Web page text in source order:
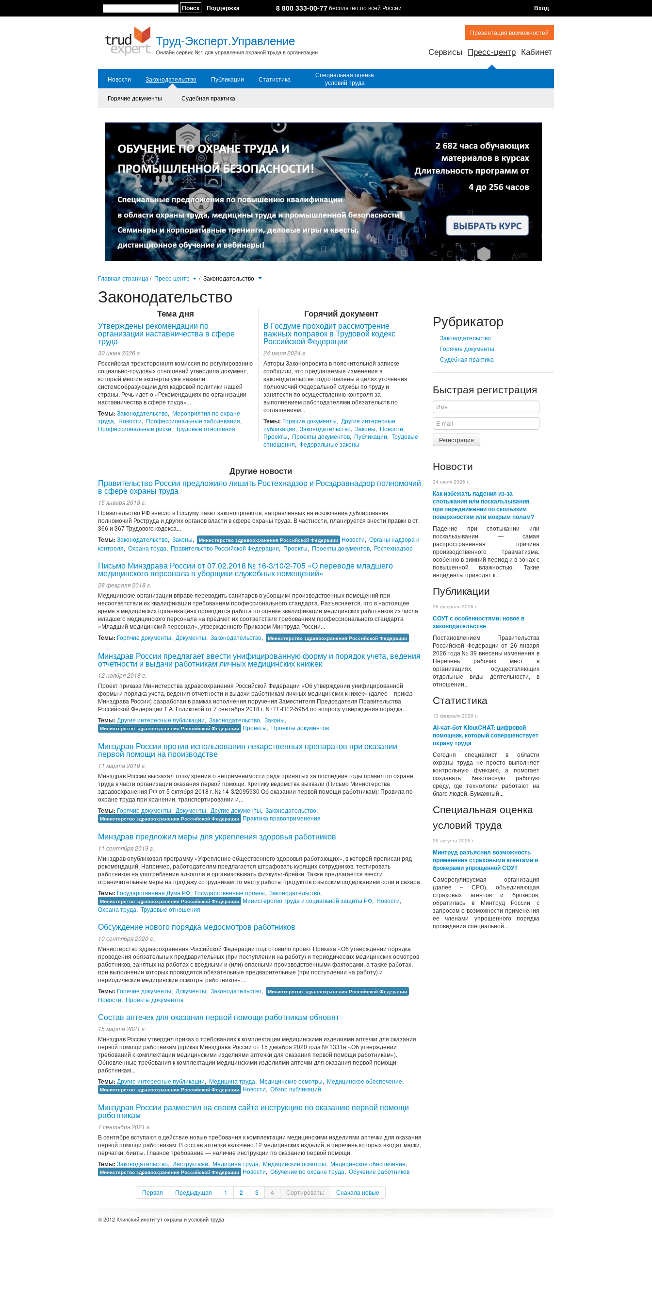
Поиск Поддержка 8 800 333-00-77бесплатно по всей России Вход
Труд-Эксперт.Управление
Онлайн сервис №1 для управления охраной труда в организации
Презентация возможностей
Сервисы Пресс-центр Кабинет
Новости Законодательство Публикации Статистика
Специальная оценка
условий труда
Горячие документы
Судебная практика
Главная страница / Пресс-центр / Законодательство
Законодательство
Рубрикатор
Законодательство
Горячие документы
Судебная практика
Быстрая регистрация
Регистрация
Новости
24 июля 2026 г.
Как избежать падения из-за
спотыкания или поскальзывания
при передвижении по скользким
поверхностям или мокрым полам?
Падение при спотыкании или
поскальзывании — самая
распространенная причина
производственного травматизма,
особенно в зимний период и в зонах с
повышенной влажностью. Такие
инциденты приводят к...
Публикации
26 февраля 2026 г.
СОУТ с особенностями: новое в
законодательстве
Постановлением Правительства
Российской Федерации от 26 января
2026 года № 39 внесены изменения в
Перечень рабочих мест в
организациях, осуществляющих
отдельные виды деятельности, в
отношении...
Статистика
13 февраля 2026 г.
AI-чат-бот KioutCHAT: цифровой
помощник, который совершенствует
охрану труда
Сегодня специалист в области
охраны труда не просто выполняет
контрольную функцию, а помогает
создавать безопасную рабочую
среду, где технологии работают на
благо людей. Бумажный...
Специальная оценка
условий труда
25 августа 2025 г.
Минтруд разъяснил возможность
применения страховыми агентами и
брокерами упрощенной СОУТ
Саморегулируемая организация
(далее – СРО), объединяющая
страховых агентов и брокеров,
обратилась в Минтруд России с
запросом о возможности применения
ее членами упрощенного порядка
проведения специальной...
Тема дня
Утверждены рекомендации по
организации наставничества в сфере
труда
30 июня 2026 г.
Российская трехсторонняя комиссия по регулированию
социально-трудовых отношений утвердила документ,
который многие эксперты уже назвали
системообразующим для кадровой политики нашей
страны. Речь идет о «Рекомендациях по организации
наставничества в сфере труда»...
Темы: Законодательство, Мероприятия по охране
труда, Новости, Профессиональные заболевания,
Профессиональные риски, Трудовые отношения
Горячий документ
В Госдуме проходит рассмотрение
важных поправок в Трудовой кодекс
Российской Федерации
24 июля 2024 г.
Авторы Законопроекта в пояснительной записке
сообщили, что предлагаемые изменения в
законодательстве подготовлены в целях уточнения
полномочий Федеральной службы по труду и
занятости по осуществлению контроля за
выполнением работодателями обязательств по
соглашениям...
Темы: Горячие документы, Другие интересные
публикации, Законодательство, Законы, Новости,
Проекты, Проекты документов, Публикации, Трудовые
отношения, Федеральные законы
Другие новости
Правительство России предложило лишить Ростехнадзор и Росздравнадзор полномочий
в сфере охраны труда
15 января 2018 г.
Правительство РФ внесло в Госдуму пакет законопроектов, направленных на исключение дублирования
полномочий Роструда и других органов власти в сфере охраны труда. В частности, планируется внести правки в ст.
366 и 367 Трудового кодекса...
Темы: Законодательство, Законы, Министерство здравоохранения Российской Федерации Новости, Органы надзора и
контроля, Охрана труда, Правительство Российской Федерации, Проекты, Проекты документов, Ростехнадзор
Письмо Минздрава России от 07.02.2018 № 16-3/10/2-705 «О переводе младшего
медицинского персонала в уборщики служебных помещений»
28 февраля 2018 г.
Медицинские организации вправе переводить санитаров в уборщики производственных помещений при
несоответствии их квалификации требованиям профессионального стандарта. Разъясняется, что в настоящее
время в медицинских организациях проводится работа по оценке квалификации медицинских работников из числа
младшего медицинского персонала на предмет их соответствия требованиям профессионального стандарта
«Младший медицинский персонал», утвержденного Приказом Минтруда России...
Темы: Горячие документы, Документы, Законодательство, Министерство здравоохранения Российской Федерации
Минздрав России предлагает ввести унифицированную форму и порядок учета, ведения
отчетности и выдачи работникам личных медицинских книжек
12 ноября 2018 г.
Проект приказа Министерства здравоохранения Российской Федерации «Об утверждении унифицированной
формы и порядка учета, ведения отчетности и выдачи работникам личных медицинских книжек» (далее – приказ
Минздрава России) разработан в рамках исполнения поручения Заместителя Председателя Правительства
Российской Федерации Т.А. Голиковой от 7 сентября 2018 г. № ТГ-П12-5954 по вопросу утверждения порядка...
Темы: Другие интересные публикации, Законодательство, Законы,
Министерство здравоохранения Российской Федерации Проекты, Проекты документов
Минздрав России против использования лекарственных препаратов при оказании
первой помощи на производстве
11 марта 2019 г.
Минздрав России высказал точку зрения о неприменимости ряда принятых за последние годы правил по охране
труда в части организации оказания первой помощи. Критику ведомства вызвали (Письмо Министерства
здравоохранения РФ от 5 октября 2018 г. № 14-3/2095930 Об оказании первой помощи работникам): Правила по
охране труда при хранении, транспортировании и...
Темы: Горячие документы, Документы, Другие документы, Законодательство,
Министерство здравоохранения Российской Федерации Практика правоприменения
Минздрав предложил меры для укрепления здоровья работников
11 сентября 2019 г.
Минздрав опубликовал программу «Укрепление общественного здоровья работающих», в которой прописан ряд
рекомендаций. Например, работодателям предлагается штрафовать курящих сотрудников, тестировать
работников на употребление алкоголя и организовывать физкульт-брейки. Также предлагается ввести
ограничительные меры на продажу сотрудникам по месту работы продуктов с высоким содержанием соли и сахара.
Темы: Государственная Дума РФ, Государственные органы, Законодательство,
Министерство здравоохранения Российской Федерации Министерство труда и социальной защиты РФ, Новости,
Охрана труда, Трудовые отношения
Обсуждение нового порядка медосмотров работников
10 сентября 2020 г.
Министерство здравоохранения Российской Федерации подготовило проект Приказа «Об утверждении порядка
проведения обязательных предварительных (при поступлении на работу) и периодических медицинских осмотров
работников, занятых на работах с вредными и (или) опасными производственными факторами, а также работах,
при выполнении которых проводятся обязательные предварительные (при поступлении на работу) и
периодические медицинские осмотры работников»....
Темы: Горячие документы, Документы, Законодательство, Министерство здравоохранения Российской Федерации
Новости, Проекты документов
Состав аптечек для оказания первой помощи работникам обновят
15 марта 2021 г.
Минздрав России утвердил приказ о требованиях к комплектации медицинскими изделиями аптечки для оказания
первой помощи работникам (приказ Минздрава России от 15 декабря 2020 года № 1331н «Об утверждении
требований к комплектации медицинскими изделиями аптечки для оказания первой помощи работникам»).
Обновленные требования к комплектации медицинскими изделиями аптечки для оказания первой помощи
работникам...
Темы: Другие интересные публикации, Медицина труда, Медицинские осмотры, Медицинское обеспечение,
Министерство здравоохранения Российской Федерации Новости, Обзор публикаций
Минздрав России разместил на своем сайте инструкцию по оказанию первой помощи
работникам
7 сентября 2021 г.
В сентябре вступают в действие новые требования к комплектации медицинскими изделиями аптечки для оказания
первой помощи работникам. В состав аптечки включено 12 медицинских изделий, в перечень которых входят маски,
перчатки, бинты. Главное требование — наличие инструкции по оказанию первой помощи.
Темы: Законодательство, Инструктажи, Медицина труда, Медицинские осмотры, Медицинское обеспечение,
Министерство здравоохранения Российской Федерации Новости, Обучение по охране труда, Обучение работников
Первая Предыдущая 1 2 3 4 Сортировать: Сначала новые
© 2012 Клинский институт охраны и условий труда